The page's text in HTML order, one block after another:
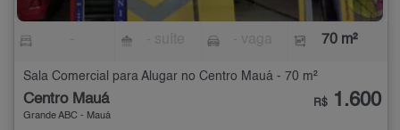
70 m²
Sala Comercial para Alugar no Centro Mauá - 70 m²
Centro Mauá
Grande ABC - Mauá
R$ 1.600